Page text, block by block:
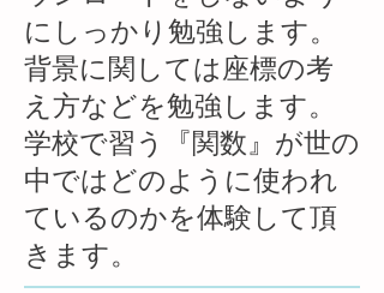
にしっかり勉強します。
​背景に関しては座標の考
え方などを勉強します。
学校で習う『関数』が世の
中ではどのように使われ
ているのかを体験して頂
きます。